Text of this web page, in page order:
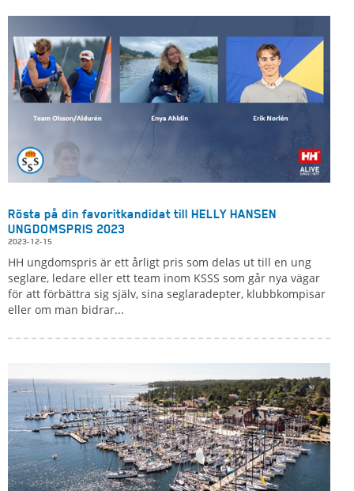
Rösta på din favoritkandidat till HELLY HANSEN
UNGDOMSPRIS 2023
2023-12-15
HH ungdomspris är ett årligt pris som delas ut till en ung
seglare, ledare eller ett team inom KSSS som går nya vägar
för att förbättra sig själv, sina seglaradepter, klubbkompisar
eller om man bidrar...